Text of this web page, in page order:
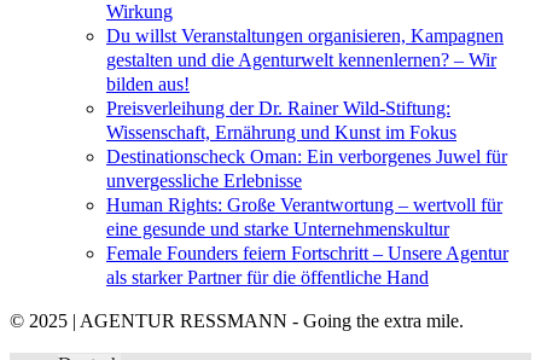
Wirkung
Du willst Veranstaltungen organisieren, Kampagnen
gestalten und die Agenturwelt kennenlernen? – Wir
bilden aus!
Preisverleihung der Dr. Rainer Wild-Stiftung:
Wissenschaft, Ernährung und Kunst im Fokus
Destinationscheck Oman: Ein verborgenes Juwel für
unvergessliche Erlebnisse
Human Rights: Große Verantwortung – wertvoll für
eine gesunde und starke Unternehmenskultur
Female Founders feiern Fortschritt – Unsere Agentur
als starker Partner für die öffentliche Hand
© 2025 | AGENTUR RESSMANN - Going the extra mile.